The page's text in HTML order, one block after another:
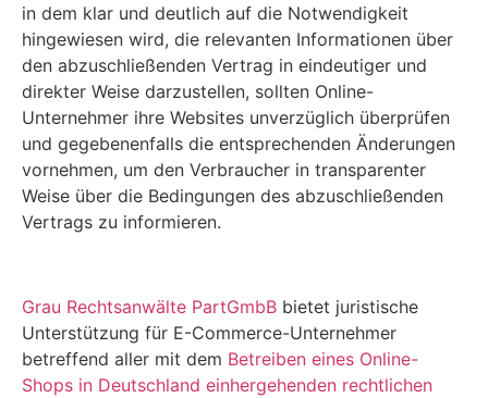
in dem klar und deutlich auf die Notwendigkeit
hingewiesen wird, die relevanten Informationen über
den abzuschließenden Vertrag in eindeutiger und
direkter Weise darzustellen, sollten Online-
Unternehmer ihre Websites unverzüglich überprüfen
und gegebenenfalls die entsprechenden Änderungen
vornehmen, um den Verbraucher in transparenter
Weise über die Bedingungen des abzuschließenden
Vertrags zu informieren.
Grau Rechtsanwälte PartGmbB bietet juristische
Unterstützung für E-Commerce-Unternehmer
betreffend aller mit dem Betreiben eines Online-
Shops in Deutschland einhergehenden rechtlichen